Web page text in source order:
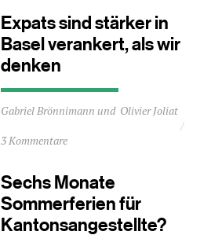
Minuten
Expats sind stärker in
Basel verankert, als wir
denken
Durchschnittliche
Lesezeit
2
Gabriel Brönnimann Olivier Joliat
3 Kommentare
Sechs Monate
Sommerferien für
Kantonsangestellte?